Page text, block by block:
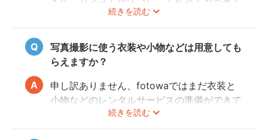
続きを読む
写すことができます。またご両親も着物を着
ると雰囲気が出ますが、洋服でもおしゃれな
写真に仕上がります。
写真撮影に使う衣装や小物などは用意しても
らえますか？
続きを読む
申し訳ありません、fotowaではまだ衣装と
小物などのレンタルサービスの準備ができて
おりませんので、お客様ご自身にご用意をお
願いしております。